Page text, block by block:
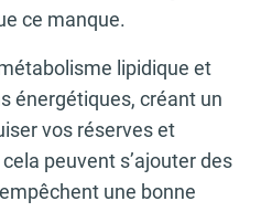
ce manque.
lipidique et
énergétiques, créant un
vos réserves et
peuvent s’ajouter des
une bonne